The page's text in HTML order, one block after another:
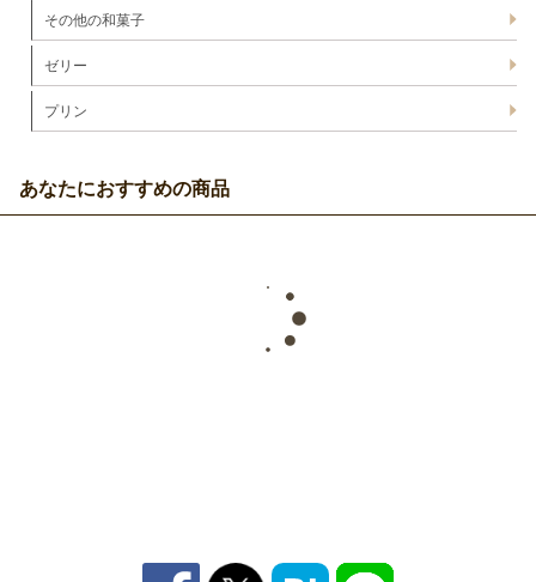
その他の和菓子
ゼリー
プリン
あなたにおすすめの商品